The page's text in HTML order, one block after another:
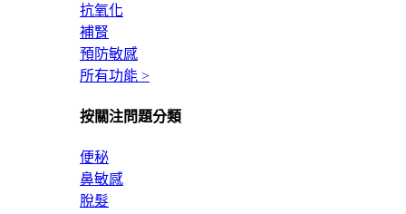
抗氧化
補腎
預防敏感
所有功能 >
按關注問題分類
便秘
鼻敏感
脫髮